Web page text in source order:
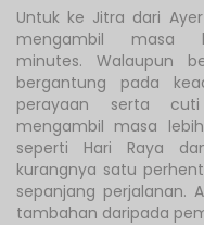
Untuk ke Jitra dari
mengambil
minutes. Walaupun
bergantung pada
perayaan serta cuti
mengambil masa
seperti Hari Raya
kurangnya satu
sepanjang perjalanan.
tambahan daripada